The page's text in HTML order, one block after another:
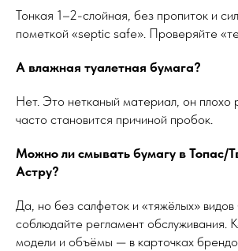
Тонкая 1–2-слойная, без пропиток и
пометкой «septic safe». Проверяйте
А влажная туалетная бумага?
Нет. Это нетканый материал, он плохо
часто становится причиной пробок.
Можно ли смывать бумагу в Топас/
Астру?
Да, но без салфеток и «тяжёлых» видов
соблюдайте регламент обслуживания.
модели и объёмы — в карточках